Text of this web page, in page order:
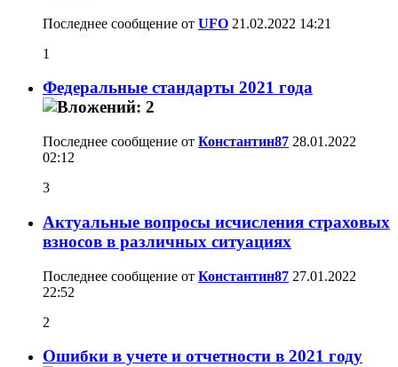
Последнее сообщение от UFO 21.02.2022 14:21
1
Федеральные стандарты 2021 года
Последнее сообщение от Константин87 28.01.2022
02:12
3
Актуальные вопросы исчисления страховых
взносов в различных ситуациях
Последнее сообщение от Константин87 27.01.2022
22:52
2
Ошибки в учете и отчетности в 2021 году